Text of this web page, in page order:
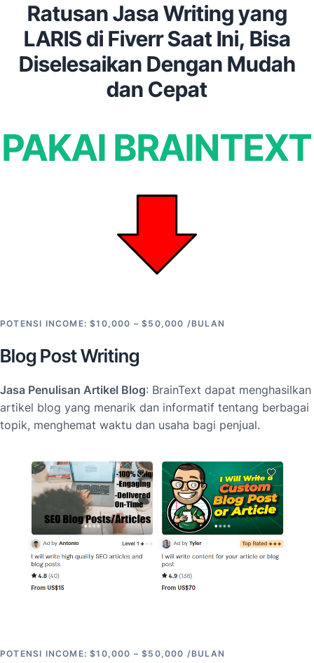
Ratusan Jasa Writing yang
LARIS di Fiverr Saat Ini, Bisa
Diselesaikan Dengan Mudah
dan Cepat
PAKAI BRAINTEXT
POTENSI INCOME: $10,000 – $50,000 /BULAN
Blog Post Writing
Jasa Penulisan Artikel Blog: BrainText dapat menghasilkan
artikel blog yang menarik dan informatif tentang berbagai
topik, menghemat waktu dan usaha bagi penjual.
POTENSI INCOME: $10,000 – $50,000 /BULAN